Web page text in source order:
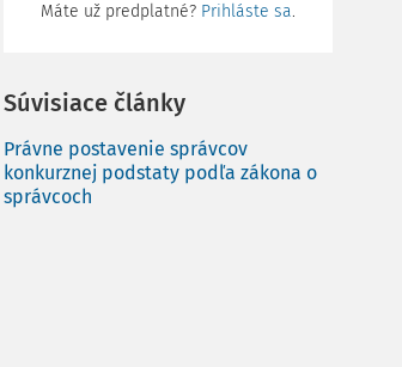
Máte už predplatné? Prihláste sa.
Súvisiace články
Právne postavenie správcov
konkurznej podstaty podľa zákona o
správcoch